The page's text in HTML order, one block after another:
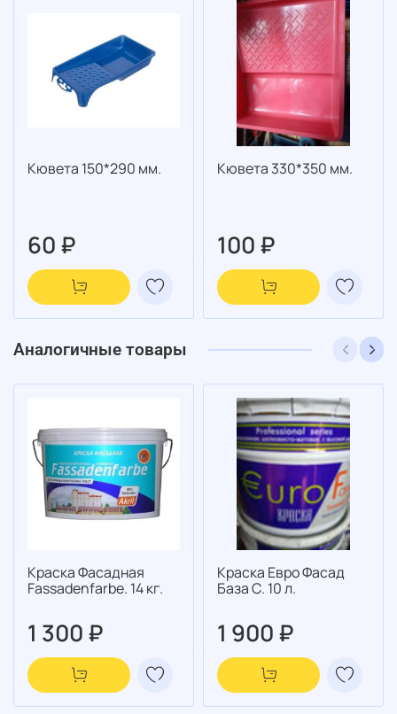
Кювета 150*290 мм.
60 ₽
Кювета 330*350 мм.
100 ₽
Аналогичные товары
Краска Фасадная
Fassadenfarbe. 14 кг.
1 300 ₽
Краска Евро Фасад
База С. 10 л.
1 900 ₽